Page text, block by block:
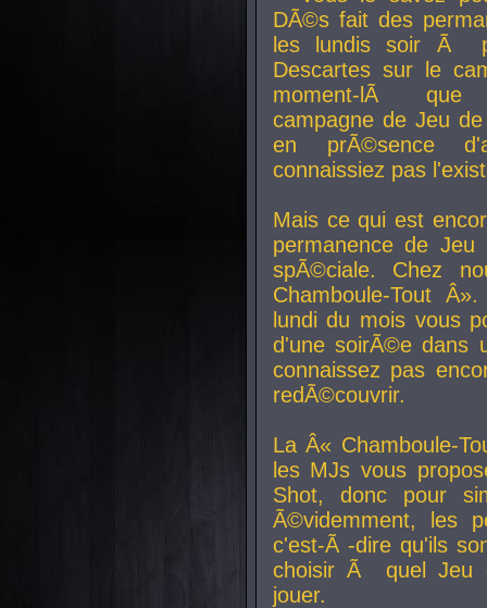
DÃ©s fait des
les lundis soir Ã
Descartes sur le
moment-lÃ que
campagne de Jeu
en prÃ©sence
connaissiez pas
Mais ce qui est
permanence de
spÃ©ciale. Chez
Chamboule-Tout
lundi du mois vous
d'une soirÃ©e dans
connaissez pas
redÃ©couvrir.
La Â« Chamboule-
les MJs vous
Shot, donc pour
Ã©videmment, les
c'est-Ã -dire qu'ils
choisir Ã quel Jeu
jouer.